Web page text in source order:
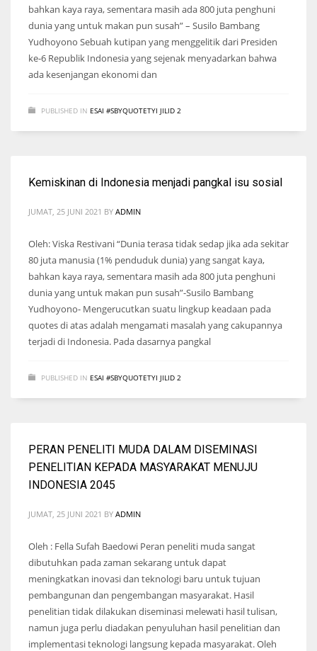
bahkan kaya raya, sementara masih ada 800 juta penghuni
dunia yang untuk makan pun susah” – Susilo Bambang
Yudhoyono Sebuah kutipan yang menggelitik dari Presiden
ke-6 Republik Indonesia yang sejenak menyadarkan bahwa
ada kesenjangan ekonomi dan
PUBLISHED IN ESAI #SBYQUOTETYI JILID 2
Kemiskinan di Indonesia menjadi pangkal isu sosial
JUMAT, 25 JUNI 2021 BY ADMIN
Oleh: Viska Restivani “Dunia terasa tidak sedap jika ada sekitar
80 juta manusia (1% penduduk dunia) yang sangat kaya,
bahkan kaya raya, sementara masih ada 800 juta penghuni
dunia yang untuk makan pun susah”-Susilo Bambang
Yudhoyono- Mengerucutkan suatu lingkup keadaan pada
quotes di atas adalah mengamati masalah yang cakupannya
terjadi di Indonesia. Pada dasarnya pangkal
PUBLISHED IN ESAI #SBYQUOTETYI JILID 2
PERAN PENELITI MUDA DALAM DISEMINASI
PENELITIAN KEPADA MASYARAKAT MENUJU
INDONESIA 2045
JUMAT, 25 JUNI 2021 BY ADMIN
Oleh : Fella Sufah Baedowi Peran peneliti muda sangat
dibutuhkan pada zaman sekarang untuk dapat
meningkatkan inovasi dan teknologi baru untuk tujuan
pembangunan dan pengembangan masyarakat. Hasil
penelitian tidak dilakukan diseminasi melewati hasil tulisan,
namun juga perlu diadakan penyuluhan hasil penelitian dan
implementasi teknologi langsung kepada masyarakat. Oleh